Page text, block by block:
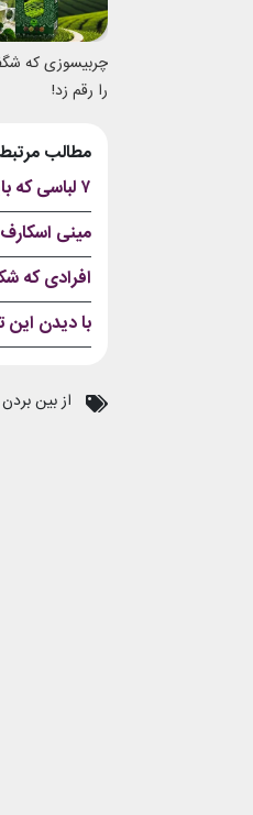
چربیسوزی که
را رقم زد!
مطالب
۷ لباسی که باید امسال از کمد خود بیرون بیاندازید
مینی
افرادی که
با دیدن
از بین